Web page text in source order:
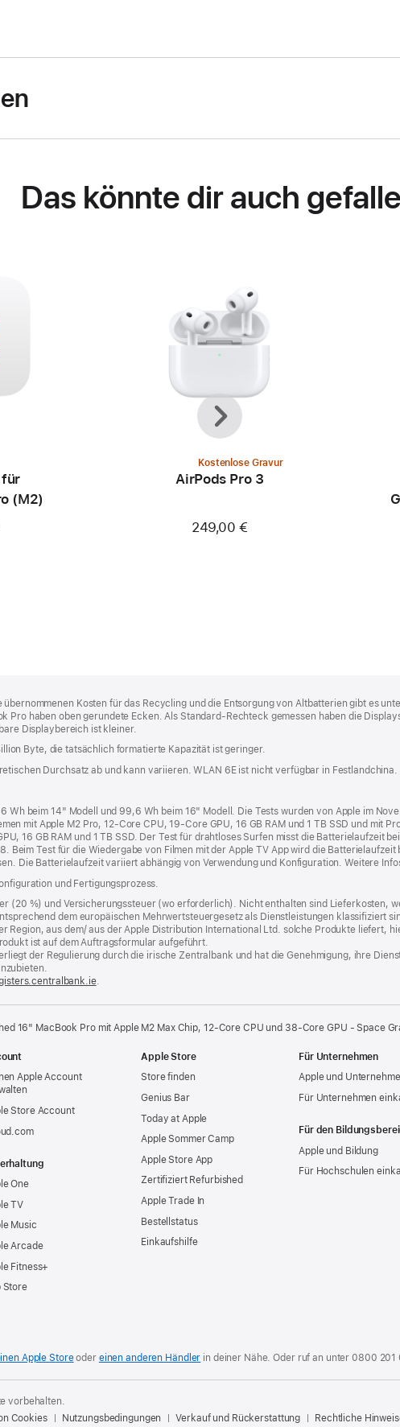
Das könnte dir auch
für
(M2)
Kostenlose Gravur
AirPods Pro 3
249,00 €
Zurück
Weiter
Kosten für das Recycling und die Entsorgung von Altbatterien gibt es
Pro haben oben gerundete Ecken. Als Standard-Rechteck gemessen haben die
Displaybereich ist kleiner.
Byte, die tatsächlich formatierte Kapazität ist geringer.
Durchsatz ab und kann variieren. WLAN 6E ist nicht verfügbar in
Wh beim 14" Modell und 99,6 Wh beim 16" Modell. Die Tests wurden von Apple im
mit Apple M2 Pro, 12‑Core CPU, 19‑Core GPU, 16 GB RAM und 1 TB SSD und mit
16 GB RAM und 1 TB SSD. Der Test für drahtloses Surfen misst die Batterielaufzeit
Beim Test für die Wiedergabe von Filmen mit der Apple TV App wird die
Die Batterielaufzeit variiert abhängig von Verwendung und Konfiguration. Weitere
und Fertigungsprozess.
(20 %) und Versicherungssteuer (wo erforderlich). Nicht enthalten sind Lieferkosten,
dem europäischen Mehrwertsteuergesetz als Dienstleistungen klassifiziert
Region, aus dem/ aus der Apple Distribution International Ltd. solche Produkte liefert,
ist auf dem Auftragsformular aufgeführt.
der Regulierung durch die irische Zentralbank und hat die Genehmigung, ihre
(Öffnet
neues
.
16" MacBook Pro mit Apple M2 Max Chip, 12‑Core CPU und 38‑Core GPU - Space
Apple Account
Store Account
One
TV
Music
Arcade
Fitness+
Store
Apple Store
Store finden
Genius Bar
Today at Apple
Apple Sommer Camp
Apple Store App
Zertifiziert Refurbished
Apple Trade In
Bestellstatus
Einkaufshilfe
Für Unternehmen
Apple und
Für Unternehmen
Für den
Apple und Bildung
Für Hochschulen
Apple Storeoder einen anderen Händler in deiner Nähe. Oder ruf an unter0800 201
vorbehalten.
Cookies Nutzungsbedingungen Verkauf und Rückerstattung Rechtliche